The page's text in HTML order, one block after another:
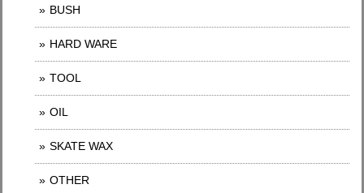
BUSH
HARD WARE
TOOL
OIL
SKATE WAX
OTHER